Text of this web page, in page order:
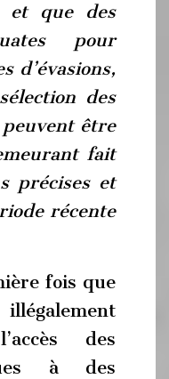
et que des
pour
d’évasions,
des
être
fait
précises et
récente
fois que
des
à des